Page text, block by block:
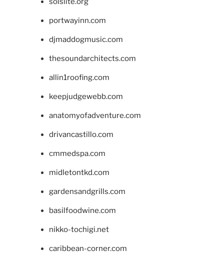
portwayinn.com
djmaddogmusic.com
thesoundarchitects.com
allin1roofing.com
keepjudgewebb.com
anatomyofadventure.com
drivancastillo.com
cmmedspa.com
midletontkd.com
gardensandgrills.com
basilfoodwine.com
nikko-tochigi.net
caribbean-corner.com